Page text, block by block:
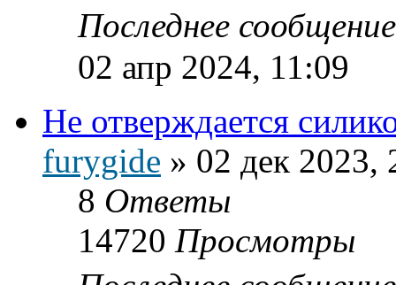
Последнее
02 апр 2024, 11:09
Не отверждается
furygide » 02 дек 2023,
8 Ответы
14720 Просмотры